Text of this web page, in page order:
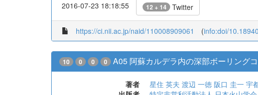
2016-07-23 18:18:55 12 + 14 Twitter
https://ci.nii.ac.jp/naid/110008909061 (info:doi/
10 0 0 0 A05 阿蘇カルデラ内の深部ボーリング
著者 星住 英夫 渡辺 一徳 阪口 圭一 宇